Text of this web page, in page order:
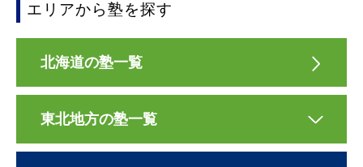
エリアから塾を探す
北海道の塾一覧
東北地方の塾一覧